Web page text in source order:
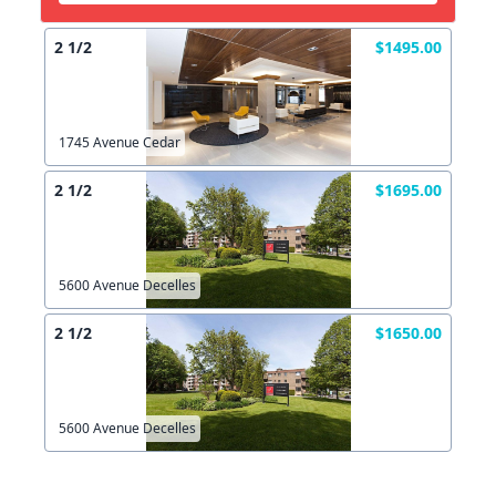
2 1/2 $1495.00
1745 Avenue Cedar
2 1/2 $1695.00
5600 Avenue Decelles
2 1/2 $1650.00
5600 Avenue Decelles